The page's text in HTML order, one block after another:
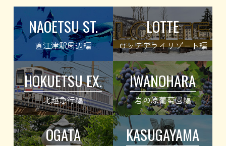
NAOETSU ST.
直江津駅周辺編
LOTTE
ロッテアライリゾート編
HOKUETSU EX.
北越急行編
IWANOHARA
岩の原葡萄園編
OGATA KASUGAYAMA